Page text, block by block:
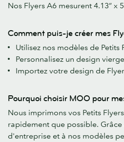
Nos Flyers A6 mesurent 4.13” x
Comment puis-je créer mes
Utilisez nos modèles de Petits
Personnalisez un design vierge
Importez votre design de
Pourquoi choisir MOO pour
Nous imprimons vos Petits
rapidement que possible. Grâce
d'entreprise et à nos modèles